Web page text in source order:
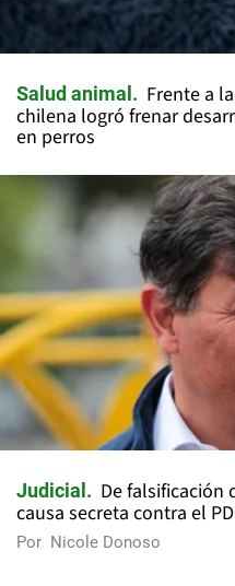
Salud animal
Frente a
chilena logró frenar
en perros
Judicial
De falsificación
causa secreta contra el
Por Nicole Donoso